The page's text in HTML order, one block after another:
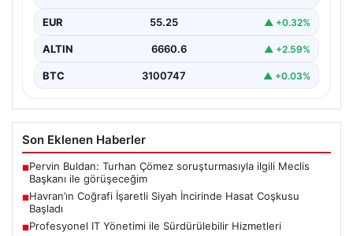
EUR 55.25 ▲ +0.32%
ALTIN 6660.6 ▲ +2.59%
BTC 3100747 ▲ +0.03%
Son Eklenen Haberler
■Pervin Buldan: Turhan Çömez soruşturmasıyla ilgili Meclis
Başkanı ile görüşeceğim
■Havran’ın Coğrafi İşaretli Siyah İncirinde Hasat Coşkusu
Başladı
■Profesyonel IT Yönetimi ile Sürdürülebilir Hizmetleri